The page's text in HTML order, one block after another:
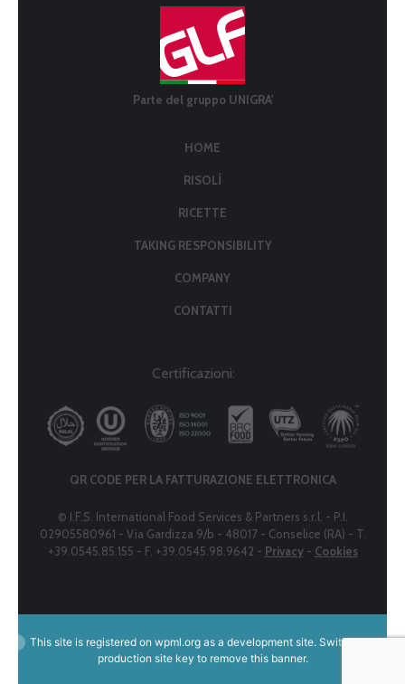
Parte del gruppo UNIGRA'
HOME
RISOLÌ
RICETTE
TAKING RESPONSIBILITY
COMPANY
CONTATTI
Certificazioni:
QR CODE PER LA FATTURAZIONE ELETTRONICA
© I.F.S. International Food Services & Partners s.r.l. - P.I.
02905580961 - Via Gardizza 9/b - 48017 - Conselice (RA) - T.
+39.0545.85.155 - F. +39.0545.98.9642 - Privacy- Cookies
This site is registered on wpml.orgas a development site. Switch to a
production site key to remove this banner.